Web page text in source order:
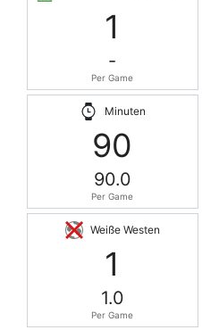
1
-
Per Game
Minuten
90
90.0
Per Game
Weiße Westen
1
1.0
Per Game